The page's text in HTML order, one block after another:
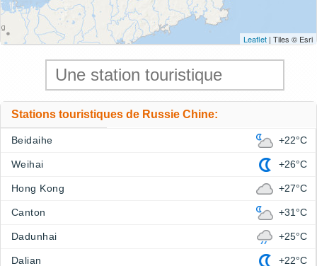
Leaflet | Tiles © Esri
Stations touristiques de Russie Chine:
Beidaihe +22°C
Weihai +26°C
Hong Kong +27°C
Canton +31°C
Dadunhai +25°C
Dalian +22°C